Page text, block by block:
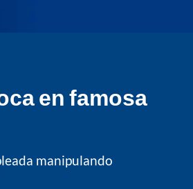
en famosa
manipulando